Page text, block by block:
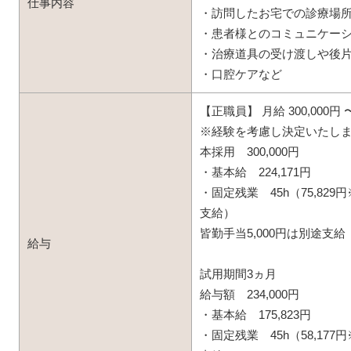
仕事内容
・訪問したお宅での診療場
・患者様とのコミュニケー
・治療道具の受け渡しや後
・口腔ケアなど
給与
【正職員】 月給 300,000円
※経験を考慮し決定いたし
本採用 300,000円
・基本給 224,171円
・固定残業 45h（75,829
支給）
皆勤手当5,000円は別途支給
試用期間3ヵ月
給与額 234,000円
・基本給 175,823円
・固定残業 45h（58,177